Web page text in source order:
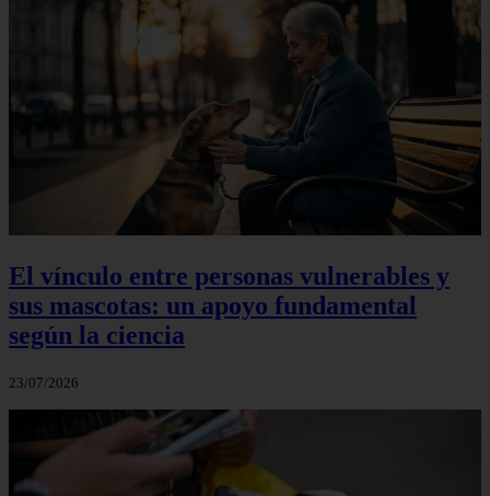
El vínculo entre personas vulnerables y
sus mascotas: un apoyo fundamental
según la ciencia
23/07/2026